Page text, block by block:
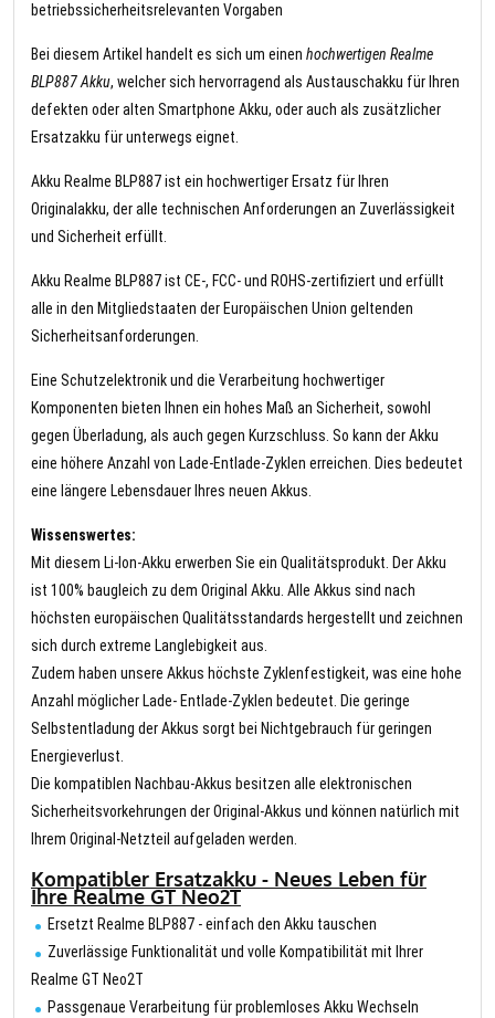
betriebssicherheitsrelevanten Vorgaben
Bei diesem Artikel handelt es sich um einen hochwertigen Realme
BLP887 Akku, welcher sich hervorragend als Austauschakku für Ihren
defekten oder alten Smartphone Akku, oder auch als zusätzlicher
Ersatzakku für unterwegs eignet.
Akku Realme BLP887 ist ein hochwertiger Ersatz für Ihren
Originalakku, der alle technischen Anforderungen an Zuverlässigkeit
und Sicherheit erfüllt.
Akku Realme BLP887 ist CE-, FCC- und ROHS-zertifiziert und erfüllt
alle in den Mitgliedstaaten der Europäischen Union geltenden
Sicherheitsanforderungen.
Eine Schutzelektronik und die Verarbeitung hochwertiger
Komponenten bieten Ihnen ein hohes Maß an Sicherheit, sowohl
gegen Überladung, als auch gegen Kurzschluss. So kann der Akku
eine höhere Anzahl von Lade-Entlade-Zyklen erreichen. Dies bedeutet
eine längere Lebensdauer Ihres neuen Akkus.
Wissenswertes:
Mit diesem Li-Ion-Akku erwerben Sie ein Qualitätsprodukt. Der Akku
ist 100% baugleich zu dem Original Akku. Alle Akkus sind nach
höchsten europäischen Qualitätsstandards hergestellt und zeichnen
sich durch extreme Langlebigkeit aus.
Zudem haben unsere Akkus höchste Zyklenfestigkeit, was eine hohe
Anzahl möglicher Lade- Entlade-Zyklen bedeutet. Die geringe
Selbstentladung der Akkus sorgt bei Nichtgebrauch für geringen
Energieverlust.
Die kompatiblen Nachbau-Akkus besitzen alle elektronischen
Sicherheitsvorkehrungen der Original-Akkus und können natürlich mit
Ihrem Original-Netzteil aufgeladen werden.
Kompatibler Ersatzakku - Neues Leben für
Ihre Realme GT Neo2T
Ersetzt Realme BLP887 - einfach den Akku tauschen
Zuverlässige Funktionalität und volle Kompatibilität mit Ihrer
Realme GT Neo2T
Passgenaue Verarbeitung für problemloses Akku Wechseln